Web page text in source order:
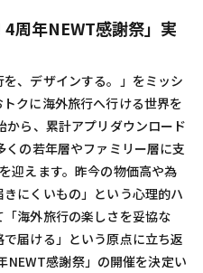
周年NEWT感謝祭」実
、デザインする。」をミッシ
クに海外旅行へ行ける世界を
から、累計アプリダウンロード
の若年層やファミリー層に支
迎えます。昨今の物価高や為
にくいもの」という心理的ハ
海外旅行の楽しさを妥協な
届ける」という原点に立ち返
NEWT感謝祭」の開催を決定い